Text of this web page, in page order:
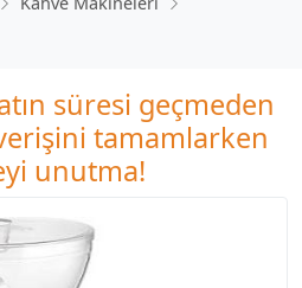
süresi geçmeden
tamamlarken
unutma!